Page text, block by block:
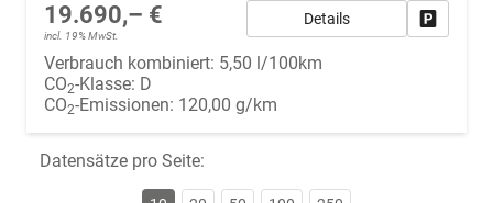
19.690,– €
incl. 19% MwSt.
Details
Verbrauch kombiniert: 5,50 l/100km
CO2-Klasse: D
CO2-Emissionen: 120,00 g/km
Datensätze pro Seite: